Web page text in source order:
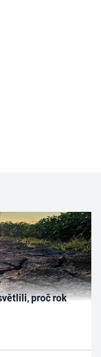
proč rok